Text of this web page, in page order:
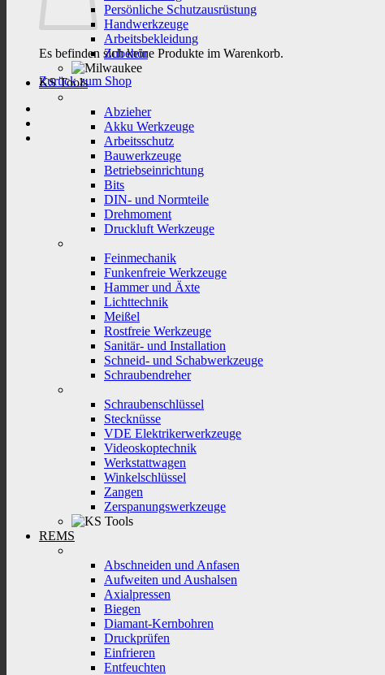
Es befinden sich keine Produkte im Warenkorb.
Zurück zum Shop
Persönliche Schutzausrüstung
Handwerkzeuge
Arbeitsbekleidung
Zubehör
KS Tools
Abzieher
Akku Werkzeuge
Arbeitsschutz
Bauwerkzeuge
Betriebseinrichtung
Bits
DIN- und Normteile
Drehmoment
Druckluft Werkzeuge
Feinmechanik
Funkenfreie Werkzeuge
Hammer und Äxte
Lichttechnik
Meißel
Rostfreie Werkzeuge
Sanitär- und Installation
Schneid- und Schabwerkzeuge
Schraubendreher
Schraubenschlüssel
Stecknüsse
VDE Elektrikerwerkzeuge
Videoskoptechnik
Werkstattwagen
Winkelschlüssel
Zangen
Zerspanungswerkzeuge
REMS
Abschneiden und Anfasen
Aufweiten und Aushalsen
Axialpressen
Biegen
Diamant-Kernbohren
Druckprüfen
Einfrieren
Entfeuchten